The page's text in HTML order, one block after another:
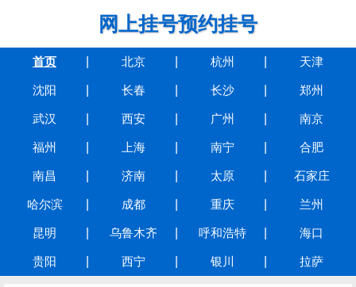
网上挂号预约挂号
首页 北京 杭州 天津
沈阳 长春 长沙 郑州
武汉 西安 广州 南京
福州 上海 南宁 合肥
南昌 济南 太原 石家庄
哈尔滨 成都 重庆 兰州
昆明 乌鲁木齐 呼和浩特 海口
贵阳 西宁 银川 拉萨